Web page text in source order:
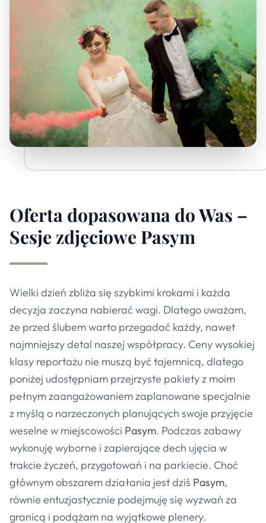
Oferta dopasowana do Was –
Sesje zdjęciowe Pasym
Wielki dzień zbliża się szybkimi krokami i każda
decyzja zaczyna nabierać wagi. Dlatego uważam,
że przed ślubem warto przegadać każdy, nawet
najmniejszy detal naszej współpracy. Ceny wysokiej
klasy reportażu nie muszą być tajemnicą, dlatego
poniżej udostępniam przejrzyste pakiety z moim
pełnym zaangażowaniem zaplanowane specjalnie
z myślą o narzeczonych planujących swoje przyjęcie
weselne w miejscowości Pasym. Podczas zabawy
wykonuję wyborne i zapierające dech ujęcia w
trakcie życzeń, przygotowań i na parkiecie. Choć
głównym obszarem działania jest dziś Pasym,
równie entuzjastycznie podejmuję się wyzwań za
granicą i podążam na wyjątkowe plenery.